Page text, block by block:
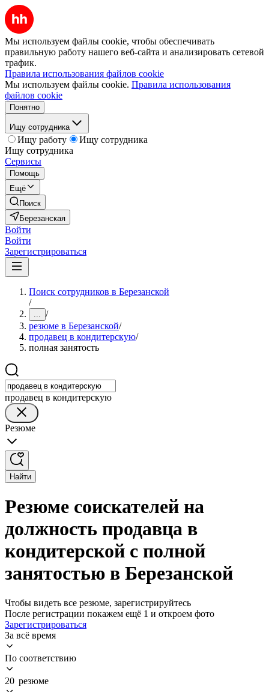
Мы используем файлы cookie, чтобы обеспечивать
правильную работу нашего веб-сайта и анализировать сетевой
трафик.
Правила использования файлов cookie
Мы используем файлы cookie. Правила использования
файлов cookie
Понятно
Ищу сотрудника
Ищу работу
Ищу сотрудника
Ищу сотрудника
Сервисы
Помощь
Ещё
Поиск
Березанская
Войти
Войти
Зарегистрироваться
Поиск сотрудников в Березанской
/
... /
резюме в Березанской/
продавец в кондитерскую/
полная занятость
продавец в кондитерскую
Резюме
Найти
Резюме соискателей на
должность продавца в
кондитерской с полной
занятостью в Березанской
Чтобы видеть все резюме, зарегистрируйтесь
После регистрации покажем ещё 1 и откроем фото
Зарегистрироваться
За всё время
По соответствию
20 резюме